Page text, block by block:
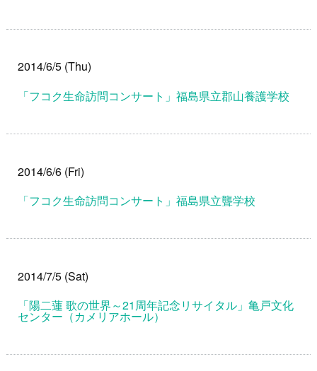
2014/6/5 (Thu)
「フコク生命訪問コンサート」福島県立郡山養護学校
2014/6/6 (Fri)
「フコク生命訪問コンサート」福島県立聾学校
2014/7/5 (Sat)
「陽二蓮 歌の世界～21周年記念リサイタル」亀戸文化
センター（カメリアホール）